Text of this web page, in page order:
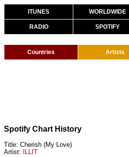
ITUNES WORLDWIDE
RADIO SPOTIFY
Countries Artists
Spotify Chart History
Title: Cherish (My Love)
Artist:
ILLIT